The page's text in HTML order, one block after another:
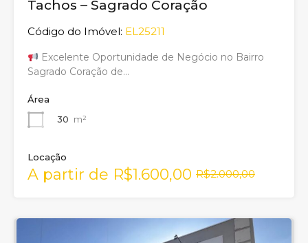
Tachos – Sagrado Coração
Código do Imóvel: EL25211
Excelente Oportunidade de Negócio no Bairro
Sagrado Coração de…
Área
30 m²
Locação
A partir de R$1.600,00 R$2.000,00